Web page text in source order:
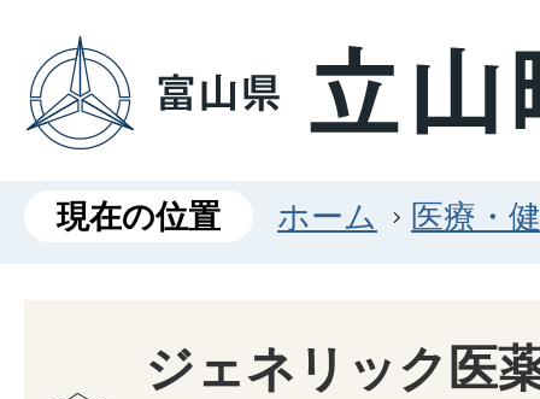
現在の位置 ホーム 医療・
ジェネリック医